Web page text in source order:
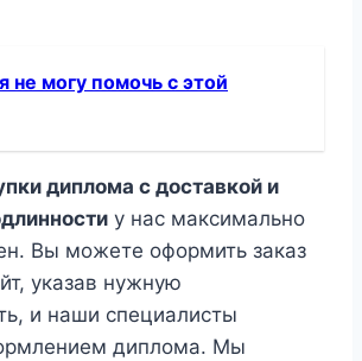
не могу помочь с этой
диплома с доставкой и
у нас максимально
Вы можете оформить заказ
указав нужную
и наши специалисты
диплома. Мы